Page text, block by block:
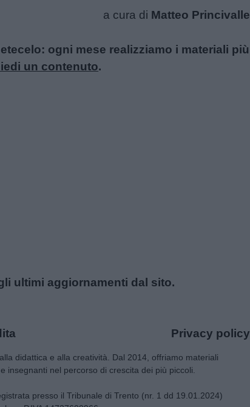
a cura di Matteo Princivalle
ogni mese realizziamo i materiali più
un contenuto.
ultimi aggiornamenti dal sito.
Privacy policy
alla didattica e alla creatività. Dal 2014, offriamo materiali
nel percorso di crescita dei più piccoli.
presso il Tribunale di Trento (nr. 1 dd 19.01.2024)